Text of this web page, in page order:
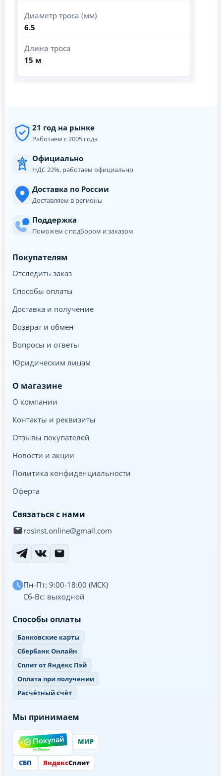
Диаметр троса (мм)
6.5
Длина троса
15 м
21 год на рынке
Работаем с 2005 года
Официально
НДС 22%, работаем официально
Доставка по России
Доставляем в регионы
Поддержка
Поможем с подбором и заказом
Покупателям
Отследить заказ
Способы оплаты
Доставка и получение
Возврат и обмен
Вопросы и ответы
Юридическим лицам
О магазине
О компании
Контакты и реквизиты
Отзывы покупателей
Новости и акции
Политика конфиденциальности
Оферта
Связаться с нами
rosinst.online@gmail.com
Пн-Пт: 9:00-18:00 (МСК)
Сб-Вс: выходной
Способы оплаты
Банковские карты
Сбербанк Онлайн
Сплит от Яндекс Пэй
Оплата при получении
Расчётный счёт
Мы принимаем
МИР
СБП ЯндексСплит